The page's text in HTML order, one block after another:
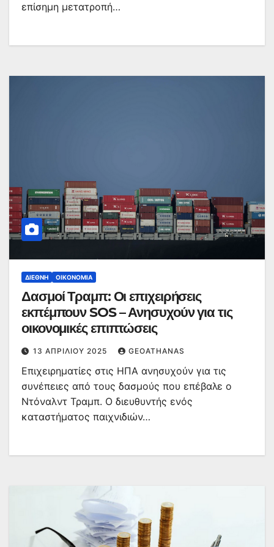
επίσημη μετατροπή…
ΔΙΕΘΝΉ ΟΙΚΟΝΟΜΊΑ
Δασμοί Τραμπ: Οι επιχειρήσεις
εκπέμπουν SOS – Ανησυχούν για τις
οικονομικές επιπτώσεις
13 ΑΠΡΙΛΊΟΥ 2025 GEOATHANAS
Επιχειρηματίες στις ΗΠΑ ανησυχούν για τις
συνέπειες από τους δασμούς που επέβαλε ο
Ντόναλντ Τραμπ. Ο διευθυντής ενός
καταστήματος παιχνιδιών…